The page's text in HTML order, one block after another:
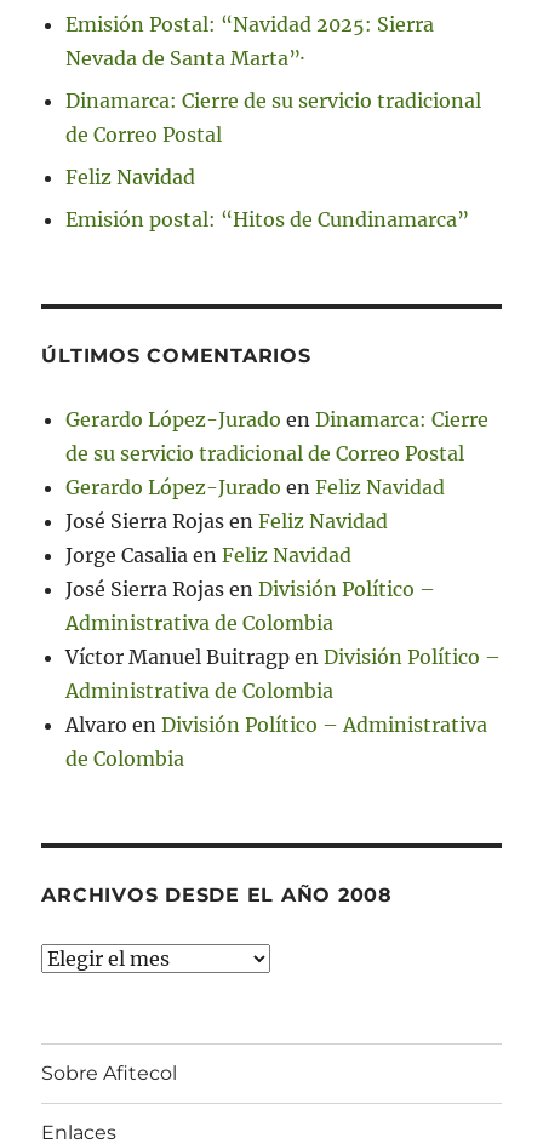
Emisión Postal: “Navidad 2025: Sierra
Nevada de Santa Marta”·
Dinamarca: Cierre de su servicio tradicional
de Correo Postal
Feliz Navidad
Emisión postal: “Hitos de Cundinamarca”
ÚLTIMOS COMENTARIOS
Gerardo López-Jurado enDinamarca: Cierre
de su servicio tradicional de Correo Postal
Gerardo López-Jurado enFeliz Navidad
José Sierra Rojas enFeliz Navidad
Jorge Casalia enFeliz Navidad
José Sierra Rojas enDivisión Político –
Administrativa de Colombia
Víctor Manuel Buitragp enDivisión Político –
Administrativa de Colombia
Alvaro enDivisión Político – Administrativa
de Colombia
ARCHIVOS DESDE EL AÑO 2008
Archivos
Sobre Afitecol
Enlaces